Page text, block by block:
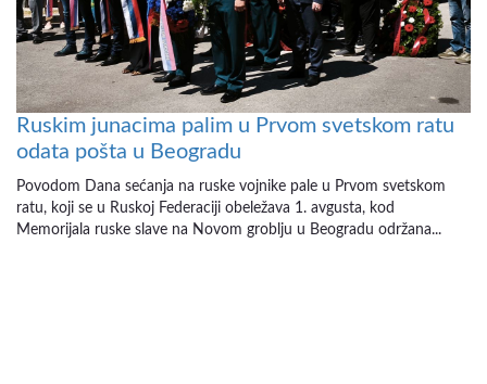
Ruskim junacima palim u Prvom svetskom ratu
odata pošta u Beogradu
Povodom Dana sećanja na ruske vojnike pale u Prvom svetskom
ratu, koji se u Ruskoj Federaciji obeležava 1. avgusta, kod
Memorijala ruske slave na Novom groblju u Beogradu održana...